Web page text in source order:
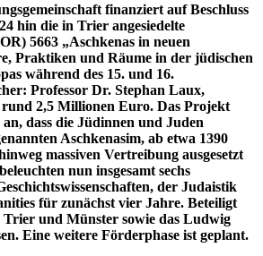
finanziert auf Beschluss
hin die in Trier angesiedelte
5663 „Aschkenas in neuen
Praktiken und Räume in der jüdischen
während des 15. und 16.
Professor Dr. Stephan Laux,
2,5 Millionen Euro. Das Projekt
dass die Jüdinnen und Juden
Aschkenasim, ab etwa 1390
massiven Vertreibung ausgesetzt
nun insgesamt sechs
der Judaistik
für zunächst vier Jahre. Beteiligt
Trier und Münster sowie das Ludwig
Eine weitere Förderphase ist geplant.